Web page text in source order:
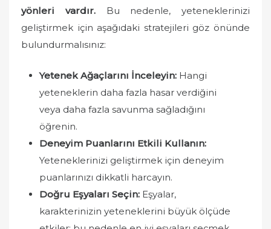
yönleri vardır.Bu nedenle, yeteneklerinizi
geliştirmek için aşağıdaki stratejileri göz önünde
bulundurmalısınız:
Yetenek Ağaçlarını İnceleyin: Hangi
yeteneklerin daha fazla hasar verdiğini
veya daha fazla savunma sağladığını
öğrenin.
Deneyim Puanlarını Etkili Kullanın:
Yeteneklerinizi geliştirmek için deneyim
puanlarınızı dikkatli harcayın.
Doğru Eşyaları Seçin: Eşyalar,
karakterinizin yeteneklerini büyük ölçüde